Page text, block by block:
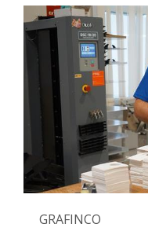
GRAFINCO